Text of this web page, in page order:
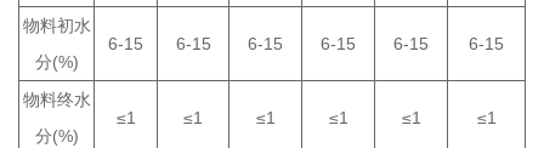
物料初水
分(%)
6-15 6-15 6-15 6-15 6-15 6-15
物料终水
分(%)
≤1 ≤1 ≤1 ≤1 ≤1 ≤1